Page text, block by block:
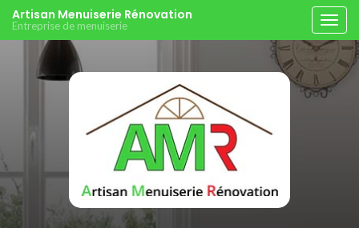
Aller
au
contenu
principal
Artisan Menuiserie Rénovation
Entreprise de menuiserie